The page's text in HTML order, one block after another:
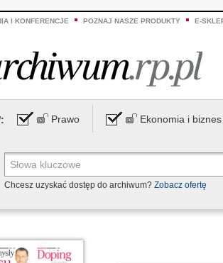
I KONFERENCJE POZNAJ NASZE PRODUKTY E-
Prawo Ekonomia i biznes
Chcesz uzyskać dostęp do archiwum? Zobacz ofertę